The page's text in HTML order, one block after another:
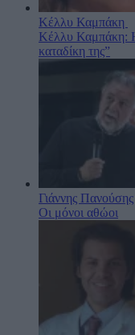
Κέλλυ Καμπάκη
Κέλλυ Καμπάκη: Η
καταδίκη της”
Γιάννης Πανούσης
Οι μόνοι αθώοι